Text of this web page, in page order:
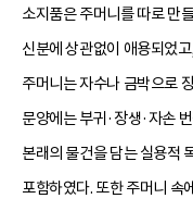
소지품은 주머니를 따로 만
신분에 상관없이 애용되었
주머니는 자수나 금박으로
문양에는 부귀·장생·자손
본래의 물건을 담는 실용적
포함하였다. 또한 주머니 속